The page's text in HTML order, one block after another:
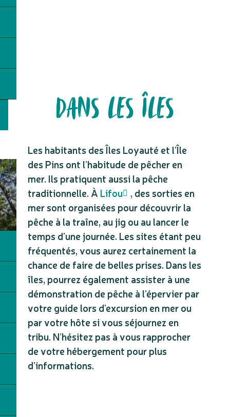
DANS LES ÎLES
Les habitants des Îles Loyauté et l’Île
des Pins ont l’habitude de pêcher en
mer. Ils pratiquent aussi la pêche
traditionnelle. À Lifou
, des sorties en
mer sont organisées pour découvrir la
pêche à la traîne, au jig ou au lancer le
temps d’une journée. Les sites étant peu
fréquentés, vous aurez certainement la
chance de faire de belles prises. Dans les
îles, pourrez également assister à une
démonstration de pêche à l’épervier par
votre guide lors d’excursion en mer ou
par votre hôte si vous séjournez en
tribu. N’hésitez pas à vous rapprocher
de votre hébergement pour plus
d’informations.